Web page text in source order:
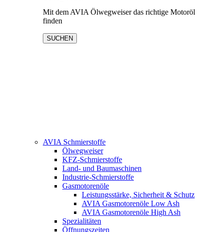
Mit dem AVIA Ölwegweiser das richtige Motoröl
finden
SUCHEN
AVIA Schmierstoffe
Ölwegweiser
KFZ-Schmierstoffe
Land- und Baumaschinen
Industrie-Schmierstoffe
Gasmotorenöle
Leistungsstärke, Sicherheit & Schutz
AVIA Gasmotorenöle Low Ash
AVIA Gasmotorenöle High Ash
Spezialitäten
Öffnungszeiten